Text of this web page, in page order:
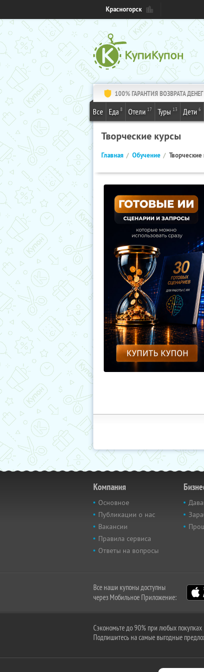
Красногорск
100% ГАРАНТИЯ ВОЗВРАТА ДЕНЕГ
Все Еда 8 Отели 17 Туры 13 Дети 6
Творческие курсы
Главная Обучение Творческие
Компания
Основное
Публикации о нас
Вакансии
Правила сервиса
Ответы на вопросы
Все наши купоны доступны
через Мобильное Приложение:
Сэкономьте до 90% при любых покупках
Подпишитесь на самые выгодные